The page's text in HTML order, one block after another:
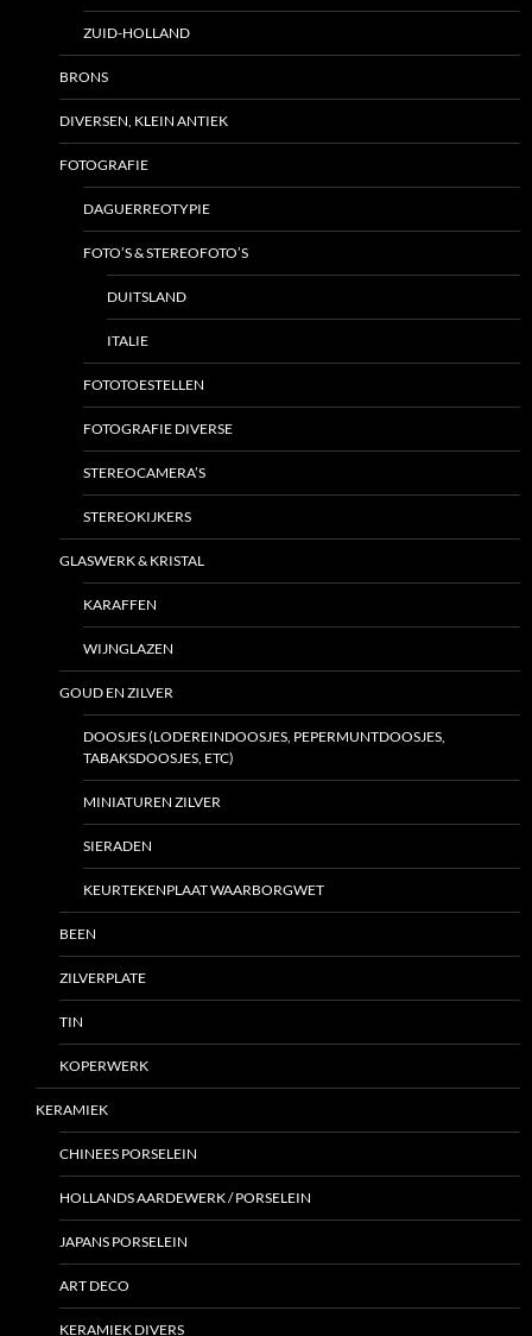
ZUID-HOLLAND
BRONS
DIVERSEN, KLEIN ANTIEK
FOTOGRAFIE
DAGUERREOTYPIE
FOTO’S & STEREOFOTO’S
DUITSLAND
ITALIE
FOTOTOESTELLEN
FOTOGRAFIE DIVERSE
STEREOCAMERA’S
STEREOKIJKERS
GLASWERK & KRISTAL
KARAFFEN
WIJNGLAZEN
GOUD EN ZILVER
DOOSJES (LODEREINDOOSJES, PEPERMUNTDOOSJES,
TABAKSDOOSJES, ETC)
MINIATUREN ZILVER
SIERADEN
KEURTEKENPLAAT WAARBORGWET
BEEN
ZILVERPLATE
TIN
KOPERWERK
KERAMIEK
CHINEES PORSELEIN
HOLLANDS AARDEWERK / PORSELEIN
JAPANS PORSELEIN
ART DECO
KERAMIEK DIVERS